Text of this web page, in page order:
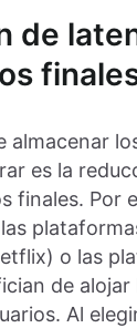
de
almacenar
es la
finales. Por
o las
de
Al